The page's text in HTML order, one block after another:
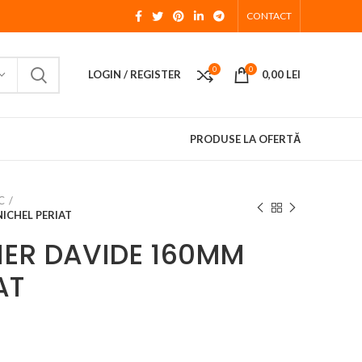
CONTACT
LOGIN / REGISTER 0 0 0,00 LEI
PRODUSE LA OFERTĂ
PERIAT
DAVIDE 160MM